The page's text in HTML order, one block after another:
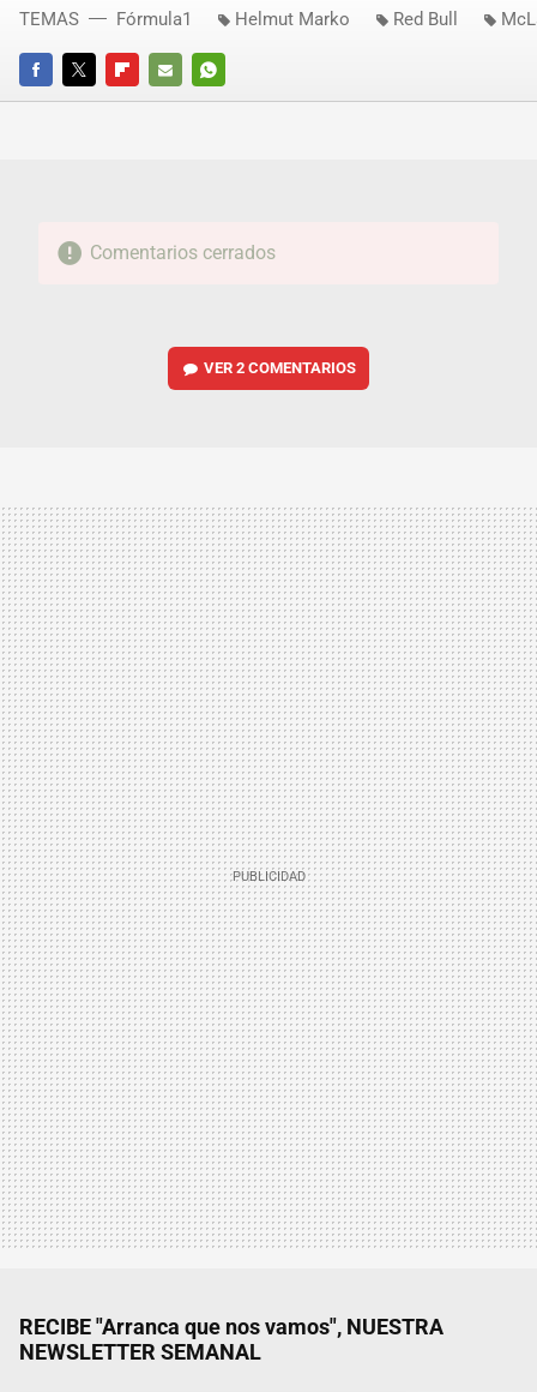
FACEBOOKTWITTERFLIPBOARD
E-
WHATSAPP
TEMAS Fórmula1 Helmut Marko Red Bull
Comentarios cerrados
VER2 COMENTARIOS
RECIBE "Arranca que nos vamos", NUESTRA
NEWSLETTER SEMANAL